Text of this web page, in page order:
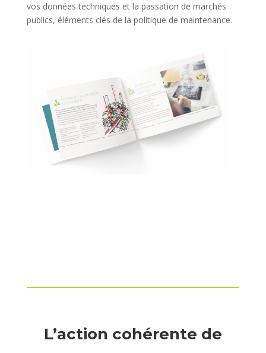
vos données techniques et la passation de marchés
publics, éléments clés de la politique de maintenance.
L’action cohérente de